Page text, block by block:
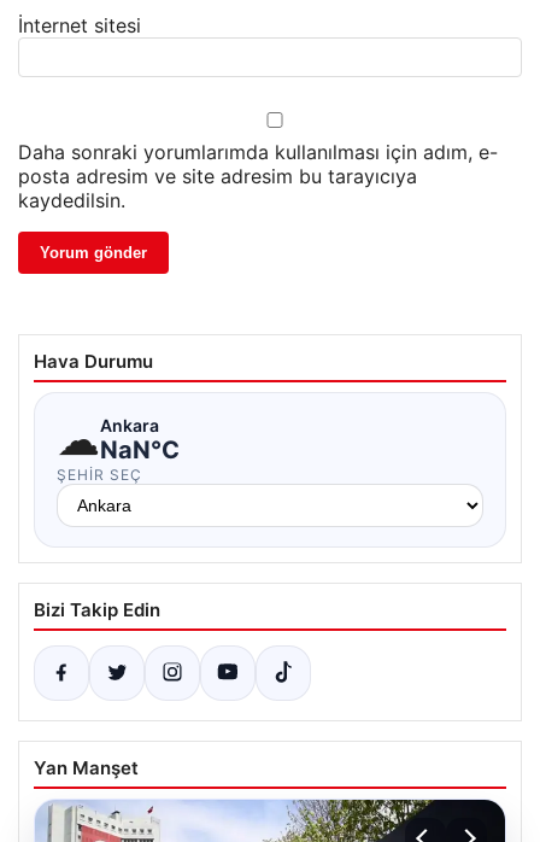
İnternet sitesi
Daha sonraki yorumlarımda kullanılması için adım, e-
posta adresim ve site adresim bu tarayıcıya
kaydedilsin.
Hava Durumu
☁Ankara
NaN°C
ŞEHIR SEÇ
Bizi Takip Edin
Yan Manşet